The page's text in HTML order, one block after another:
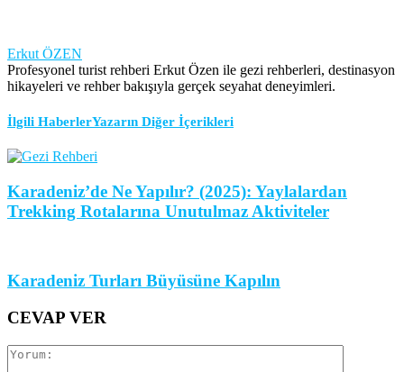
Erkut ÖZEN
Profesyonel turist rehberi Erkut Özen ile gezi rehberleri, destinasyon
hikayeleri ve rehber bakışıyla gerçek seyahat deneyimleri.
İlgili HaberlerYazarın Diğer İçerikleri
Karadeniz’de Ne Yapılır? (2025): Yaylalardan
Trekking Rotalarına Unutulmaz Aktiviteler
Karadeniz Turları Büyüsüne Kapılın
CEVAP VER